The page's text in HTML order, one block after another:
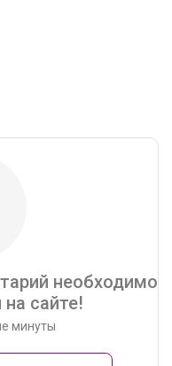
необходимо
сайте!
минуты